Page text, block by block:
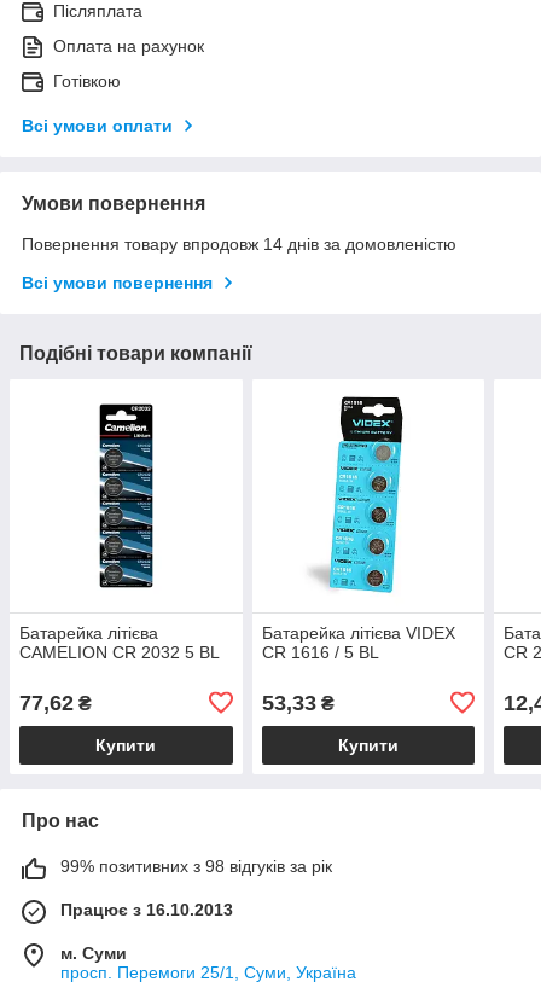
Післяплата
Оплата на рахунок
Готівкою
Всі умови оплати
Умови повернення
Повернення товару впродовж 14 днів за домовленістю
Всі умови повернення
Подібні товари компанії
Батарейка літієва
CAMELION CR 2032 5 BL
77,62 ₴
Купити
Батарейка літієва VIDEX
CR 1616 / 5 BL
53,33₴
Купити
CR
Про нас
99% позитивних з 98 відгуків за рік
Працює з 16.10.2013
м. Суми
просп. Перемоги 25/1, Суми, Україна